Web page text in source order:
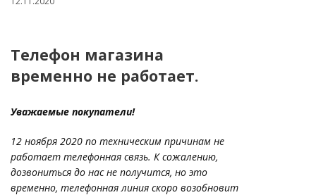
Телефон магазина
временно не работает.
Уважаемые покупатели!
12 ноября 2020 по техническим причинам не
работает телефонная связь. К сожалению,
дозвониться до нас не получится, но это
временно, телефонная линия скоро возобновит